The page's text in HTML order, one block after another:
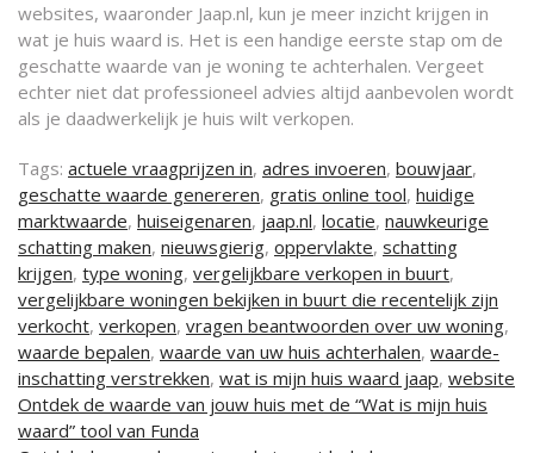
websites, waaronder Jaap.nl, kun je meer inzicht krijgen in
wat je huis waard is. Het is een handige eerste stap om de
geschatte waarde van je woning te achterhalen. Vergeet
echter niet dat professioneel advies altijd aanbevolen wordt
als je daadwerkelijk je huis wilt verkopen.
Tags: actuele vraagprijzen in, adres invoeren, bouwjaar,
geschatte waarde genereren, gratis online tool, huidige
marktwaarde, huiseigenaren, jaap.nl, locatie, nauwkeurige
schatting maken, nieuwsgierig, oppervlakte, schatting
krijgen, type woning, vergelijkbare verkopen in buurt,
vergelijkbare woningen bekijken in buurt die recentelijk zijn
verkocht, verkopen, vragen beantwoorden over uw woning,
waarde bepalen, waarde van uw huis achterhalen, waarde-
inschatting verstrekken, wat is mijn huis waard jaap, website
Berichtnavigatie
Ontdek de waarde van jouw huis met de “Wat is mijn huis
waard” tool van Funda